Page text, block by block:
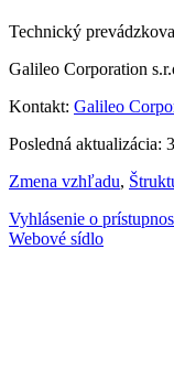
Technický
Galileo Corporation
Kontakt: Galileo
Posledná aktualizácia:
Zmena vzhľadu,
Vyhlásenie o
Webové sídlo